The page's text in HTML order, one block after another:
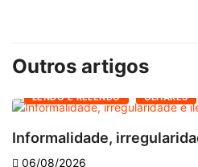
Outros artigos
LENDO E RELENDO OLHARES
Informalidade,
06/08/2026